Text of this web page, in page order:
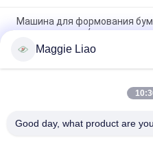
Машина для формования
яичных лотков / стаканчиков
ПЛК + сенсорным экраном
Машина для горячего
Maggie Liao
Good day, what product are